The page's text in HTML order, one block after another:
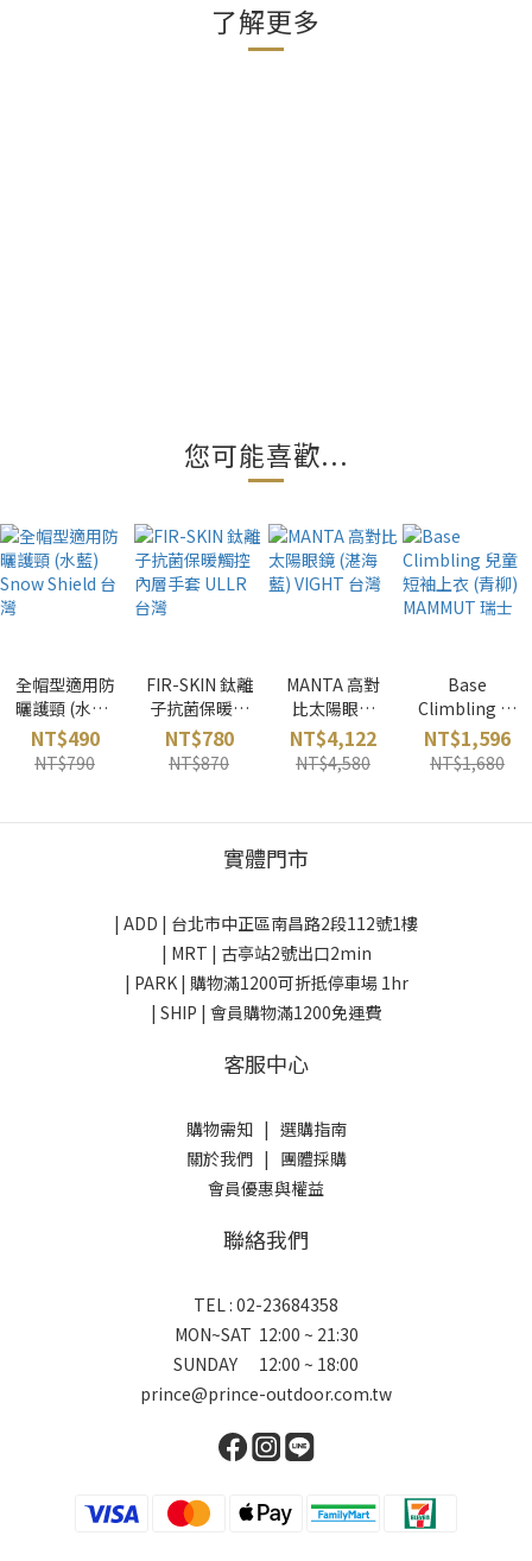
了解更多
您可能喜歡...
全帽型適用防
曬護頸 (水藍)
Snow Shield
台灣
NT$490
NT$790
FIR-SKIN 鈦離
子抗菌保暖觸
控內層手套
ULLR 台灣
NT$780
NT$870
MANTA 高對
比太陽眼鏡
(湛海藍)
VIGHT 台灣
NT$4,122
NT$4,580
Base
Climbling 兒
童短袖上衣
(青柳)
MAMMUT 瑞
NT$1,596
NT$1,680
實體門市
| ADD | 台北市中正區南昌路2段112號1樓
| MRT | 古亭站2號出口2min
| PARK | 購物滿1200可折抵停車場 1hr
| SHIP | 會員購物滿1200免運費
客服中心
購物需知| 選購指南
關於我們| 團體採購
會員優惠與權益
聯絡我們
TEL : 02-23684358
MON~SAT 12:00 ~ 21:30
SUNDAY 12:00 ~ 18:00
prince@prince-outdoor.com.tw